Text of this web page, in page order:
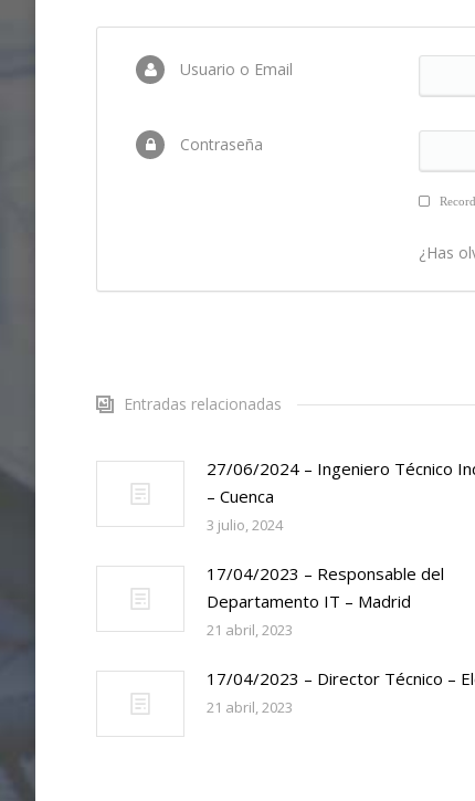
Usuario o Email
Contraseña
¿Has
Entradas relacionadas
27/06/2024 – Ingeniero Técnico
– Cuenca
3 julio, 2024
17/04/2023 – Responsable del
Departamento IT – Madrid
21 abril, 2023
17/04/2023 – Director Técnico –
21 abril, 2023